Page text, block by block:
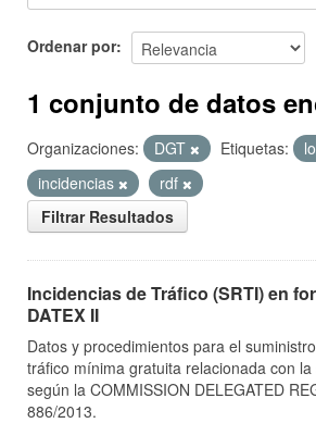
Ordenar por
1 conjunto de datos
Organizaciones: DGT Etiquetas:
incidencias
rdf
Filtrar Resultados
Incidencias de Tráfico (SRTI) en
DATEX II
Datos y procedimientos para el
tráfico mínima gratuita relacionada con
según la COMMISSION DELEGATED
886/2013.